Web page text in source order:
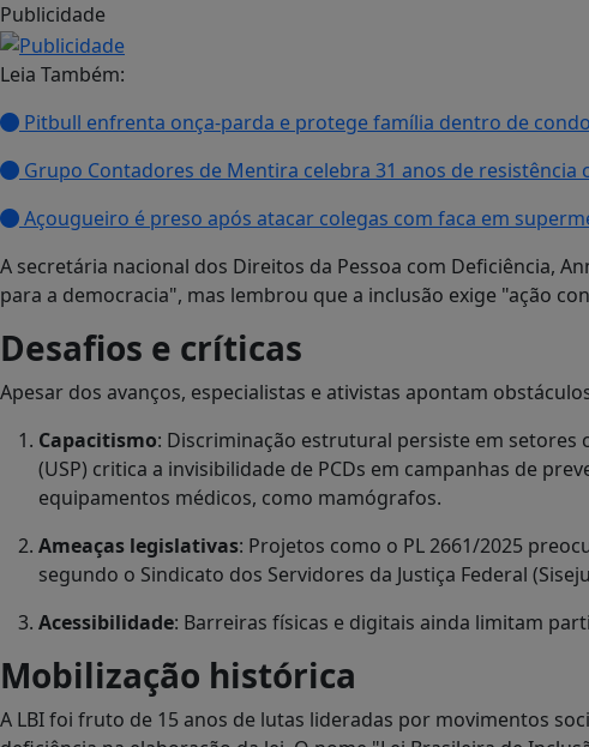
Publicidade
Leia Também:
Pitbull enfrenta onça-parda e protege família dentro de
Grupo Contadores de Mentira celebra 31 anos de
Açougueiro é preso após atacar colegas com faca em
A secretária nacional dos Direitos da Pessoa com Deficiência,
para a democracia", mas lembrou que a inclusão exige "ação
Desafios e críticas
Apesar dos avanços, especialistas e ativistas apontam
Capacitismo: Discriminação estrutural persiste em setores
(USP) critica a invisibilidade de PCDs em campanhas de
equipamentos médicos, como mamógrafos.
Ameaças legislativas: Projetos como o PL 2661/2025
segundo o Sindicato dos Servidores da Justiça Federal
Acessibilidade: Barreiras físicas e digitais ainda limitam
Mobilização histórica
A LBI foi fruto de 15 anos de lutas lideradas por movimentos